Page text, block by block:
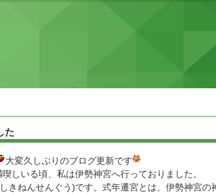
た
大変久しぶりのブログ更新です
しいる頃、私は伊勢神宮へ行っておりました。
きねんせんぐう)です。式年遷宮とは、伊勢神宮の